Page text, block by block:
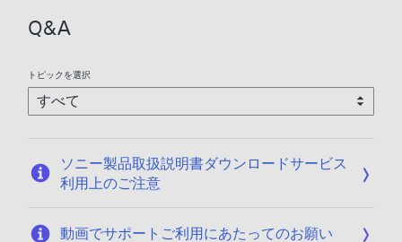
Q&A
トピックを選択
ソニー製品取扱説明書ダウンロードサービス
利用上のご注意
動画でサポートご利用にあたってのお願い